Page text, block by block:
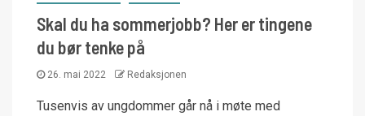
Skal du ha sommerjobb? Her er tingene
du bør tenke på
26. mai 2022 Redaksjonen
Tusenvis av ungdommer går nå i møte med